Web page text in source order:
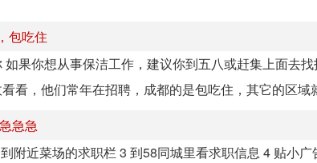
包吃住
果你想从事保洁工作，建议你到五八或赶集上面去
看，他们常年在招聘，成都的是包吃住，其它的区
急急
附近菜场的求职栏 3 到58同城里看求职信息 4 贴小